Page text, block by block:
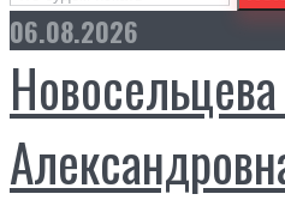
06.08.2026